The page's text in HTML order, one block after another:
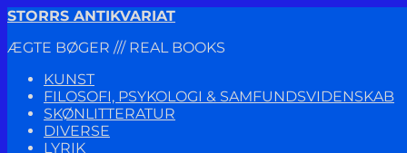
Spring
navigation
Spring
indhold
STORRS ANTIKVARIAT
ÆGTE BØGER /// REAL BOOKS
KUNST
FILOSOFI, PSYKOLOGI & SAMFUNDSVIDENSKAB
SKØNLITTERATUR
DIVERSE
LYRIK